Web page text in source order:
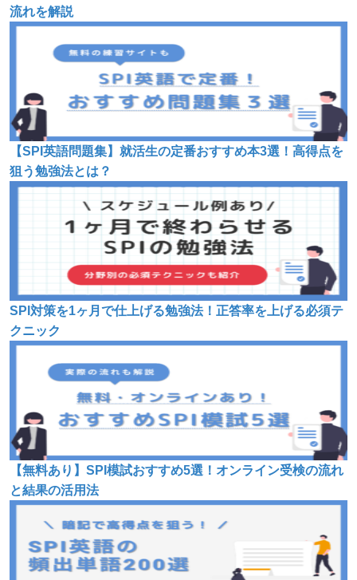
流れを解説
【SPI英語問題集】就活生の定番おすすめ本3選！高得点を
狙う勉強法とは？
SPI対策を1ヶ月で仕上げる勉強法！正答率を上げる必須テ
クニック
【無料あり】SPI模試おすすめ5選！オンライン受検の流れ
と結果の活用法